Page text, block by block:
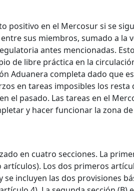
positivo en el Mercosur si se
sus miembros, sumado a
antes mencionadas.
de libre práctica en la
Aduanera completa dado que
en tareas imposibles los resta
el pasado. Las tareas en el
y hacer funcionar la zona
en cuatro secciones. La
artículos). Los dos primeros
incluyen las dos provisiones